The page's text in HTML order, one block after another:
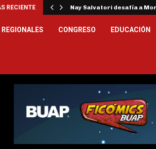
RECIENTE Nay Salvatori desafía a
REGIONALES CONGRESO EDUCACIÓN